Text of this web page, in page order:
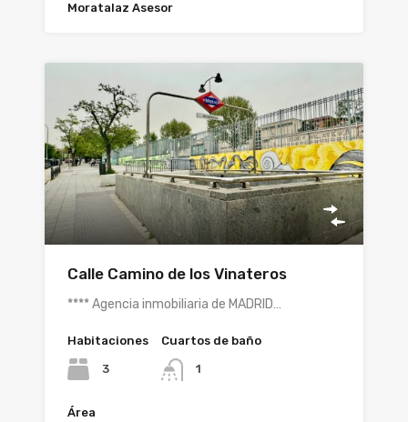
Moratalaz Asesor
Calle Camino de los Vinateros
**** Agencia inmobiliaria de MADRID…
Habitaciones
3
Cuartos de baño
1
Área